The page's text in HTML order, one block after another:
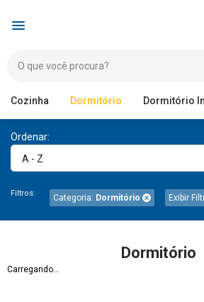
Cozinha Dormitório Dormitório
Ordenar:
A - Z
Filtros: Categoria: Dormitório Exibir
Dormitório
Carregando...